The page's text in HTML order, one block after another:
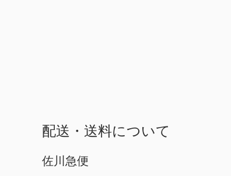
配送・送料について
佐川急便